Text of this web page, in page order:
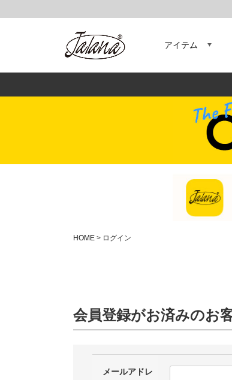
アイテム
HOME ログイン
会員登録がお済みのお
メールアドレ